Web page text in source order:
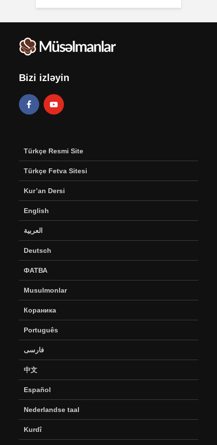
Bizi izləyin
Türkçe Resmi Site
Türkçe Fetva Sitesi
Kur’an Dersi
English
العربية
Deutsch
ФАТВА
Musulmonlar
Кораника
Português
فارسی
中文
Español
Nederlandse taal
Kurdî